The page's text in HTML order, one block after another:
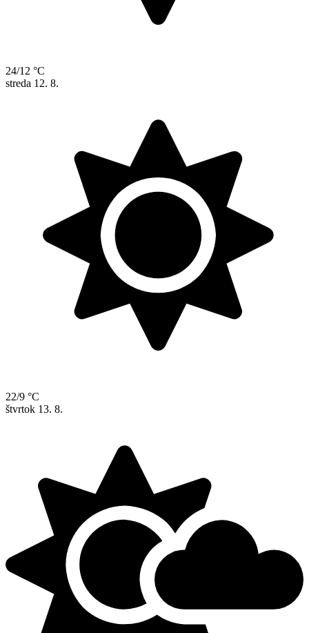
24/12 °C
streda 12. 8.
22/9 °C
štvrtok 13. 8.